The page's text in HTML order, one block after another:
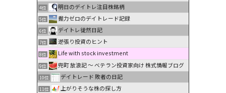
4位 明日のデイトレ注目株銘柄
5位 握力ゼロのデイトレード記録
6位 デイトレ徒然日記
7位 逆張り投資のヒント
8位 Life with stock investment
9位 兜町 放浪記 〜 ベテラン投資家向け 株式情報ブログ
10位 デイトレード 敗者の日記
11位 上がりそうな株の探し方